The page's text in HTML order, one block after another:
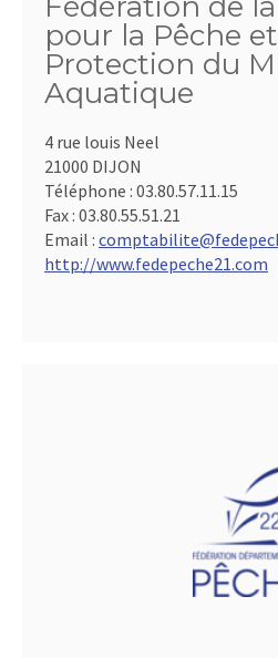
pour la Pêche
Protection du
Aquatique
4 rue louis Neel
21000 DIJON
Téléphone : 03.80.57.11.15
Fax : 03.80.55.51.21
Email :
http://www.fedepeche21.com